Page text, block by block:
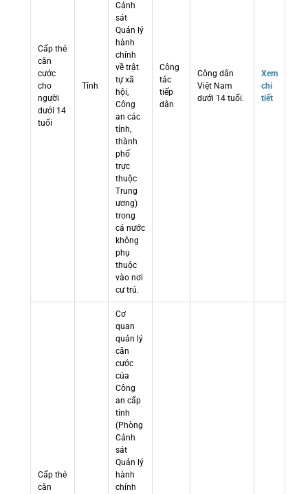
Cấp thẻ
căn
cước
cho
người
dưới 14
tuổi
Tỉnh
Cảnh
sát
Quản lý
hành
chính
về trật
tự xã
hội,
Công
an các
tỉnh,
thành
phố
trực
thuộc
Trung
ương)
trong
cả nước
không
phụ
thuộc
vào nơi
cư trú.
Công
tác
tiếp
dân
Công dân
Việt Nam
dưới 14 tuổi.
Xem
chi
tiết
Cấp thẻ
căn
Cơ
quan
quản lý
căn
cước
của
Công
an cấp
tỉnh
(Phòng
Cảnh
sát
Quản lý
hành
chính